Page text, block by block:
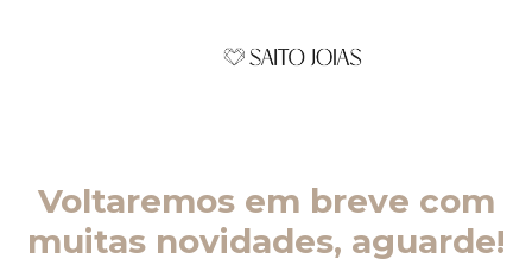
Voltaremos em breve com
muitas novidades, aguarde!